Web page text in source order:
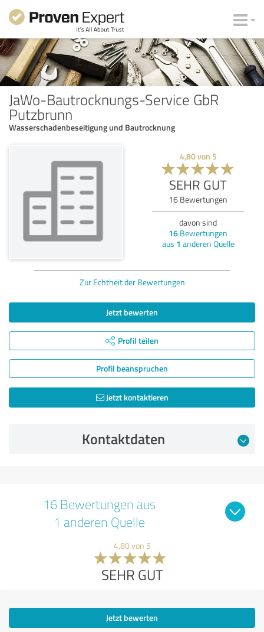
JaWo-Bautrocknungs-Service GbR
Putzbrunn
Wasserschadenbeseitigung und Bautrocknung
4,80von 5
SEHR GUT
16 Bewertungen
davon sind
16 Bewertungen
aus 1 anderen Quelle
Zur Echtheit der Bewertungen
Jetzt bewerten
Profil teilen
Profil beanspruchen
Jetzt kontaktieren
Kontaktdaten
16 Bewertungen aus
1 anderen Quelle
4,80 von 5
SEHR GUT
Jetzt bewerten